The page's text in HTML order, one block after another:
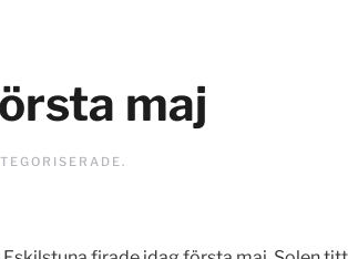
maj
.